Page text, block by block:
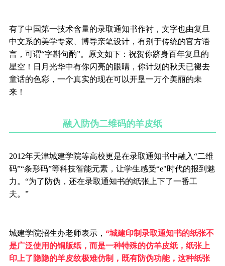
有了中国第一技术含量的录取通知书作衬，文字也由复旦
中文系的美学专家、博导亲笔设计，有别于传统的官方语
言，可谓“字斟句酌”。原文如下：祝贺你跻身百年复旦的
星空！日月光华中有你闪亮的眼睛，你计划的秋天已褪去
童话的色彩，一个真实的现在可以开垦一万个美丽的未
来！
融入防伪二维码的羊皮纸
2012年天津城建学院等高校更是在录取通知书中融入“二维
码”“条形码”等科技智能元素，让学生感受“e"时代的报到魅
力。“为了防伪，还在录取通知书的纸张上下了一番工
夫。”
城建学院招生办老师表示， “城建印制录取通知书的纸张不
是广泛使用的铜版纸，而是一种特殊的仿羊皮纸，纸张上
印上了隐隐的羊皮纹极难仿制，既有防伪功能，这种纸张